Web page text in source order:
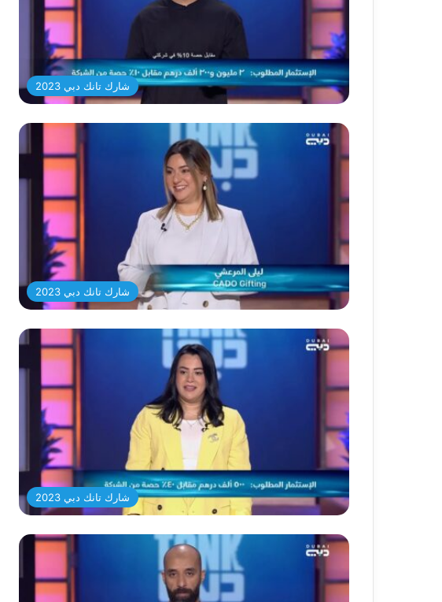
شارك تانك دبي 2023
شارك تانك دبي 2023
شارك تانك دبي 2023